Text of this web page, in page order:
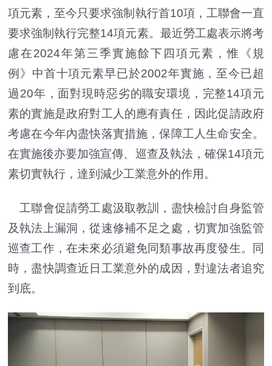
項元素，至今只要求強制執行首10項，工聯會一直
要求強制執行完整14項元素。最近勞工處表示將考
慮在2024年第三季實施餘下四項元素，惟《規
例》中首十項元素早已於2002年實施，至今已超
過20年，面對現時惡劣的職安環境，完整14項元
素的實施是政府對工人的應有責任，因此促請政府
考慮在今年內盡快落實措施，保障工人生命安全。
在實施後亦要加強宣傳、巡查及執法，確保14項元
素切實執行，達到減少工業意外的作用。
工聯會促請勞工處汲取教訓，盡快檢討自身監管
及執法上漏洞，從速修補不足之處，切實加強監管
巡查工作，在未來必須避免同類事故再度發生。同
時，盡快調查近日工業意外的成因，對違法者追究
到底。